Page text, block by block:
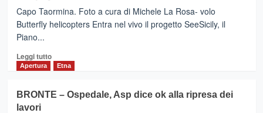
Covid,
Zona
rossa
venerdì
Capo Taormina. Foto a cura di Michele La Rosa- volo
Butterfly helicopters Entra nel vivo il progetto SeeSicily, il
Piano...
Leggi tuttoLeggi
SeeSicily,
Apertura Etna
BRONTE – Ospedale, Asp dice ok alla ripresa dei
lavori